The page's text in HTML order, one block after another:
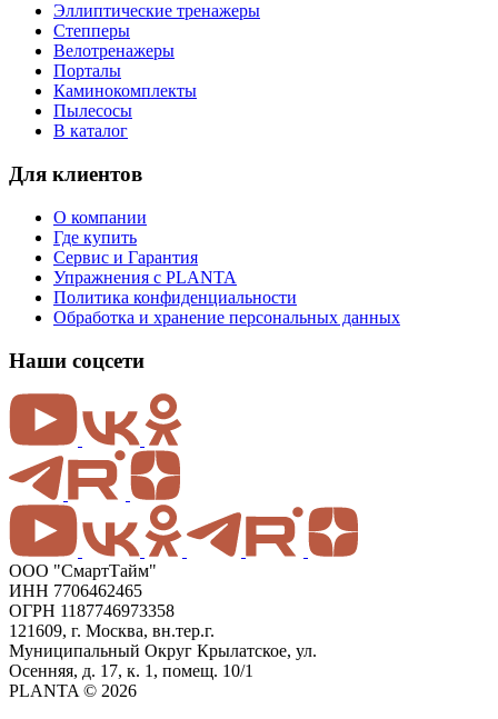
Эллиптические тренажеры
Степперы
Велотренажеры
Порталы
Каминокомплекты
Пылесосы
В каталог
Для клиентов
О компании
Где купить
Сервис и Гарантия
Упражнения с PLANTA
Политика конфиденциальности
Обработка и хранение персональных данных
Наши соцсети
ООО "СмартТайм"
ИНН 7706462465
ОГРН 1187746973358
121609, г. Москва, вн.тер.г.
Муниципальный Округ Крылатское, ул.
Осенняя, д. 17, к. 1, помещ. 10/1
PLANTA © 2026